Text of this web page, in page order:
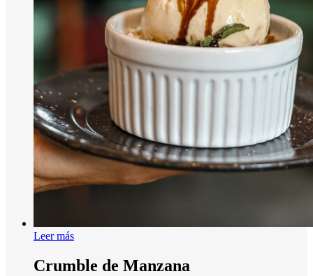
Leer más
Crumble de Manzana